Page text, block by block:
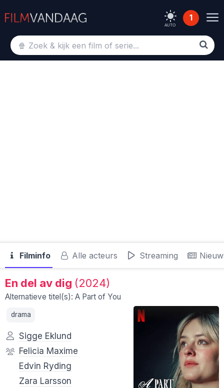
AUTO
1
Filminfo Alle acteurs Streaming
En del av dig (2024)
Alternatieve titel(s): A Part of You
drama
Sigge Eklund
Felicia Maxime
Edvin Ryding
Zara Larsson